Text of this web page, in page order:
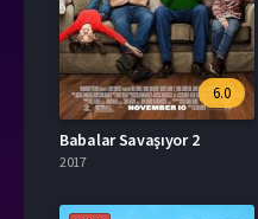
6.0
Babalar Savaşıyor 2
2017